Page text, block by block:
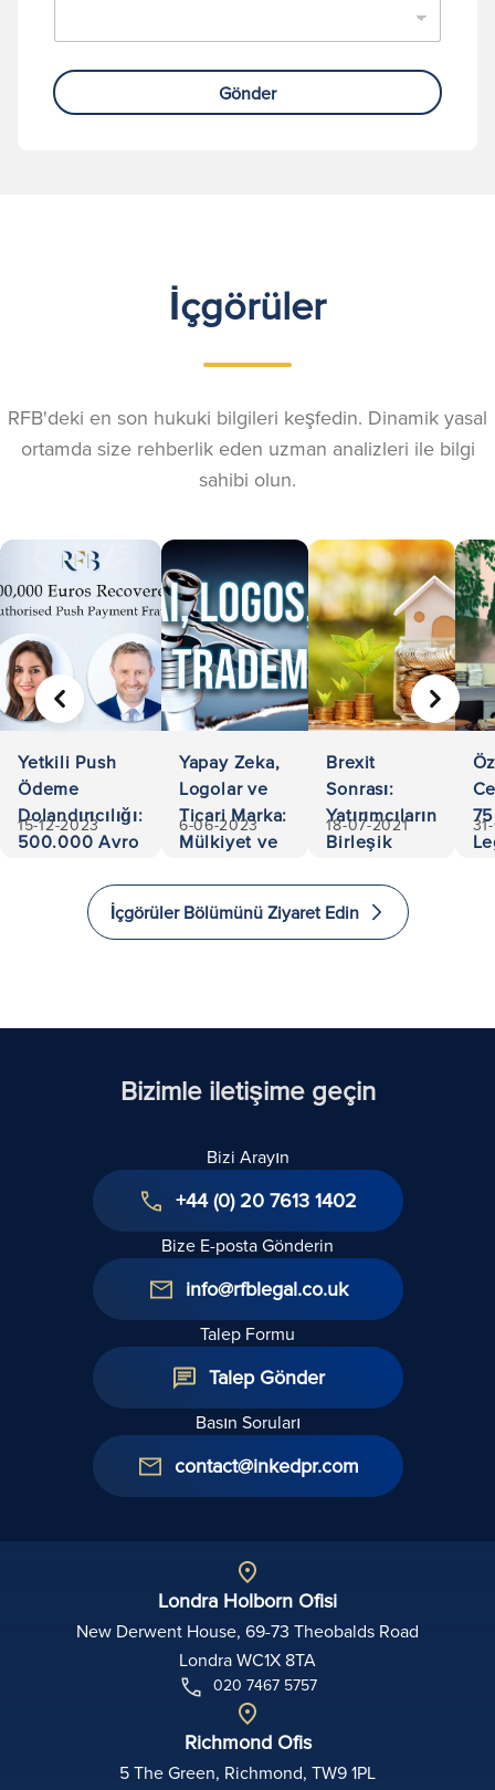
Gönder
İçgörüler
RFB'deki en son hukuki bilgileri keşfedin. Dinamik yasal
ortamda size rehberlik eden uzman analizleri ile bilgi
sahibi olun.
Yetkili Push
Ödeme
Dolandırıcılığı:
500.000 Avro
15-12-2023
Yapay Zeka,
Logolar ve
Ticari Marka:
Mülkiyet ve
6-06-2023
Brexit
Sonrası:
Yatırımcıların
Birleşik
Yatırım
Yapması ve
Göç Etmesi
18-07-2021
ÖNCEKI
İçgörüler Bölümünü Ziyaret Edin
Bizimle iletişime geçin
Bizi Arayın
+44 (0) 20 7613 1402
Bize E-posta Gönderin
info@rfblegal.co.uk
Talep Formu
Talep Gönder
Basın Soruları
contact@inkedpr.com
Londra Holborn Ofisi
New Derwent House, 69-73 Theobalds Road
Londra WC1X 8TA
020 7467 5757
Richmond Ofis
5 The Green, Richmond, TW9 1PL